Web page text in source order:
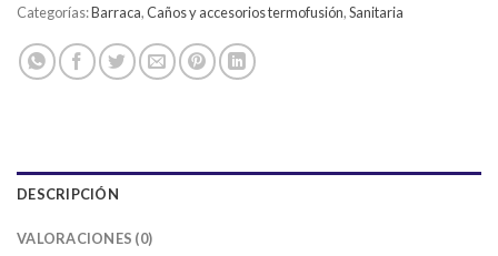
Categorías:Barraca,Caños y accesorios termofusión,Sanitaria
DESCRIPCIÓN
VALORACIONES (0)